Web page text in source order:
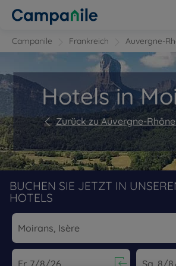
Campanile Frankreich Auvergne-
Hotels in
Zurück zu Auvergne-
BUCHEN SIE JETZT IN
HOTELS